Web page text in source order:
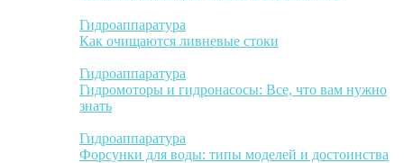
Гидроаппаратура
Как очищаются ливневые стоки
Гидроаппаратура
Гидромоторы и гидронасосы: Все, что вам нужно
знать
Гидроаппаратура
Форсунки для воды: типы моделей и достоинства